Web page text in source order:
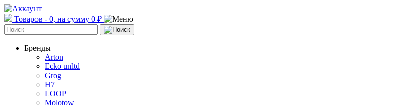
Товаров - 0, на сумму 0 ₽
Бренды
Arton
Ecko unltd
Grog
H7
LOOP
Molotow